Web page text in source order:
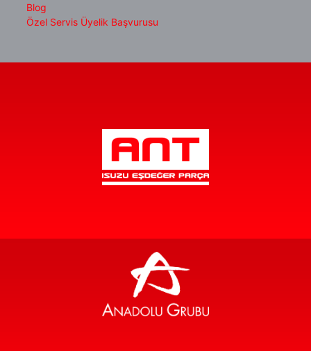
Blog
Özel Servis Üyelik Başvurusu